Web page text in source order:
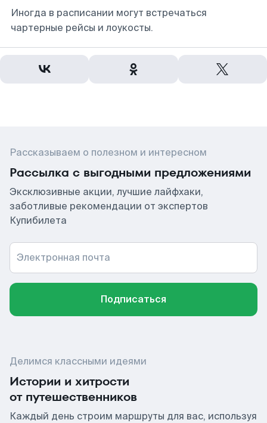
Иногда в расписании могут встречаться
чартерные рейсы и лоукосты.
Рассказываем о полезном и интересном
Рассылка с выгодными предложениями
Эксклюзивные акции, лучшие лайфхаки,
заботливые рекомендации от экспертов
Купибилета
Электронная почта
Подписаться
Делимся классными идеями
Истории и хитрости
от путешественников
Каждый день строим маршруты для вас, используя